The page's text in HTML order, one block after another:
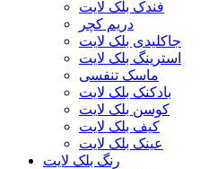
فندک بلک لایت
دریم کچر
جاکلیدی بلک لایت
استرینگ بلک لایت
ماسک تنفسی
بادکنک بلک لایت
کوسن بلک لایت
کیف بلک لایت
عینک بلک لایت
رنگ بلک لایت